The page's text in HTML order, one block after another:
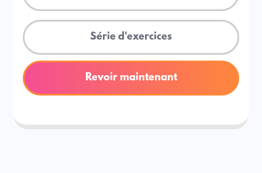
Série d'exercices
Revoir maintenant